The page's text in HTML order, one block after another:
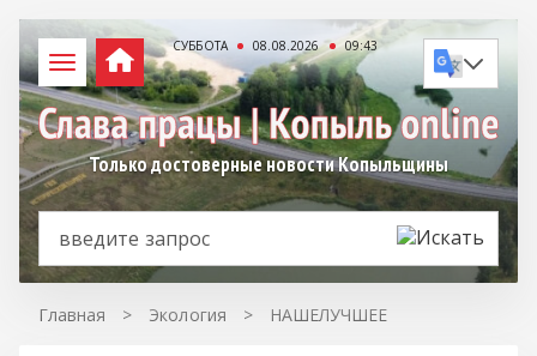
СУББОТА 08.08.2026 09:43
Только достоверные новости Копыльщины
Главная > Экология > НАШЕЛУЧШЕЕ